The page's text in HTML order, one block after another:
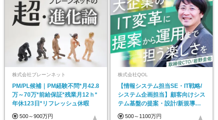
株式会社ブレーンネット
PM/PL候補｜PM経験不問*月42.8
万～70万*前給保証*残業月12ｈ*
年休123日*リフレッシュ休暇
500～900万円
株式会社QOL
【情報システム担当SE・IT戦略/
システム企画担当】顧客向けシス
テム基盤の提案・設計/新規導
入・再構築・運用
500～1100万円